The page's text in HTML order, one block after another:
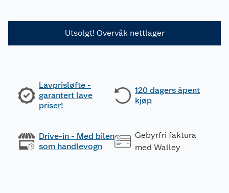
Utsolgt! Overvåk nettlager
Lavprisløfte -
garantert lave
priser!
120 dagers åpent
kjøp
Drive-in - Med bilen
som handlevogn
Gebyrfri faktura
med Walley